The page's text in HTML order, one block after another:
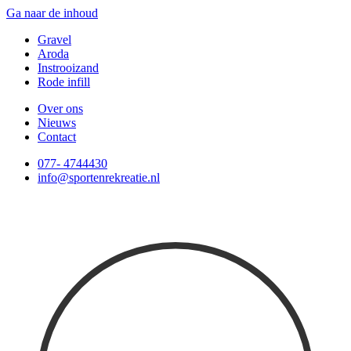
Ga naar de inhoud
Gravel
Aroda
Instrooizand
Rode infill
Over ons
Nieuws
Contact
077- 4744430
info@sportenrekreatie.nl